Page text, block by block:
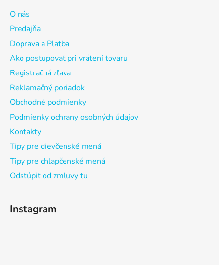
O nás
Predajňa
Doprava a Platba
Ako postupovať pri vrátení tovaru
Registračná zľava
Reklamačný poriadok
Obchodné podmienky
Podmienky ochrany osobných údajov
Kontakty
Tipy pre dievčenské mená
Tipy pre chlapčenské mená
Odstúpiť od zmluvy tu
Instagram